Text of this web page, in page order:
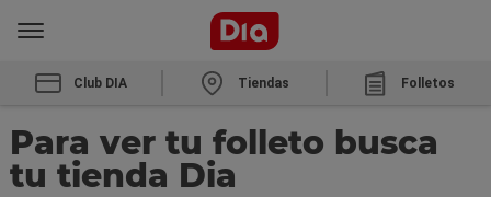
Club DIA Tiendas Folletos
Para ver tu folleto busca
tu tienda Dia